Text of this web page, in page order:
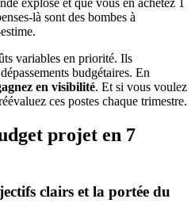
explose et que vous en achetez 1
là sont des bombes à
variables en priorité. Ils
budgétaires. En
en visibilité. Et si vous voulez
ces postes chaque trimestre.
projet en 7
clairs et la portée du